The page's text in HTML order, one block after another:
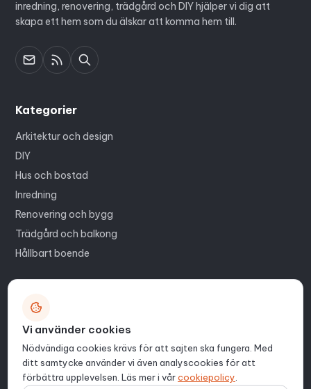
inredning, renovering, trädgård och DIY hjälper vi dig att
skapa ett hem som du älskar att komma hem till.
Kategorier
Arkitektur och design
DIY
Hus och bostad
Inredning
Renovering och bygg
Trädgård och balkong
Hållbart boende
Kontakt
Om oss
Webbplatskarta
Vi använder cookies
Nödvändiga cookies krävs för att sajten ska fungera. Med
ditt samtycke använder vi även analyscookies för att
förbättra upplevelsen. Läs mer i vårcookiepolicy